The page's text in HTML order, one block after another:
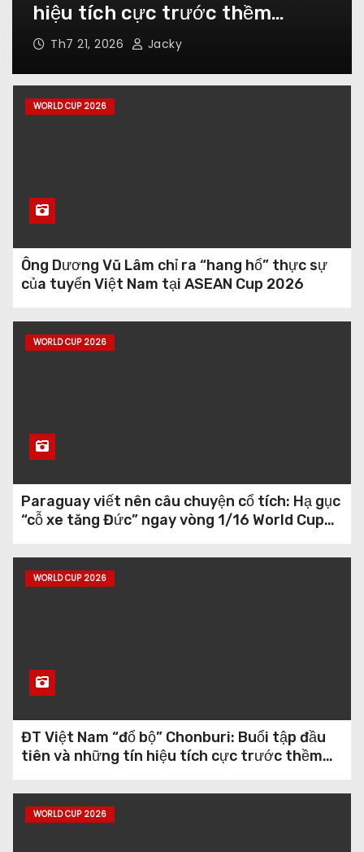
Lan
Busko-Zdroj tiếp đón Nea Salamis: Khách
Síp được đánh giá vượt trội trên đất Ba
Lan
hiệu tích cực trước thềm
ASEAN Championship 2026
Th7 21, 2026 Jacky
WORLD CUP 2026
Ông Dương Vũ Lâm chỉ ra “hang hổ” thực sự
của tuyển Việt Nam tại ASEAN Cup 2026
WORLD CUP 2026
Paraguay viết nên câu chuyện cổ tích: Hạ gục
“cỗ xe tăng Đức” ngay vòng 1/16 World Cup
WORLD CUP 2026
ĐT Việt Nam “đổ bộ” Chonburi: Buổi tập đầu
tiên và những tín hiệu tích cực trước thềm
WORLD CUP 2026